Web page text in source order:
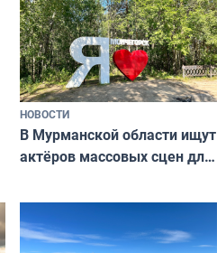
НОВОСТИ
В Мурманской области ищут
актёров массовых сцен для
короткометражном фильме